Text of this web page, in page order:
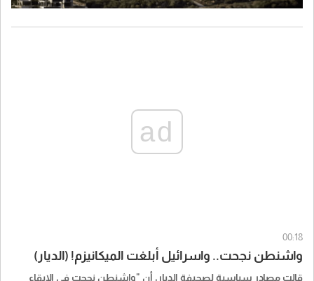
ad
00:18
واشنطن نجحت.. واسرائيل أبلغت الميكانيزم! (الديار)
قالت مصادر سياسية لصحيفة الديار، أن "واشنطن نجحت في الإبقاء